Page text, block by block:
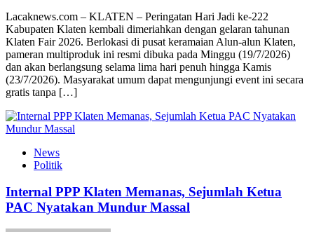
Lacaknews.com – KLATEN – Peringatan Hari Jadi ke-222
Kabupaten Klaten kembali dimeriahkan dengan gelaran tahunan
Klaten Fair 2026. Berlokasi di pusat keramaian Alun-alun Klaten,
pameran multiproduk ini resmi dibuka pada Minggu (19/7/2026)
dan akan berlangsung selama lima hari penuh hingga Kamis
(23/7/2026). Masyarakat umum dapat mengunjungi event ini secara
gratis tanpa […]
News
Politik
Internal PPP Klaten Memanas, Sejumlah Ketua
PAC Nyatakan Mundur Massal